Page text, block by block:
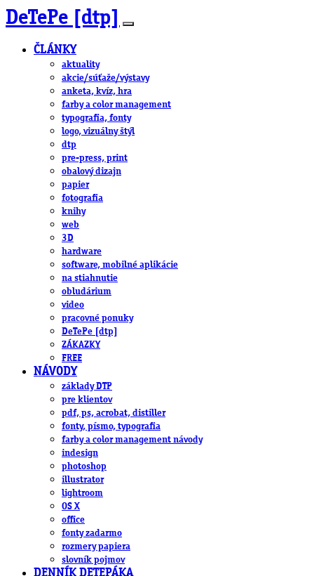
DeTePe [dtp]
ČLÁNKY
aktuality
akcie/súťaže/výstavy
anketa, kvíz, hra
farby a color management
typografia, fonty
logo, vizuálny štýl
dtp
pre-press, print
obalový dizajn
papier
fotografia
knihy
web
3D
hardware
software, mobilné aplikácie
na stiahnutie
obludárium
video
pracovné ponuky
DeTePe [dtp]
ZÁKAZKY
FREE
NÁVODY
základy DTP
pre klientov
pdf, ps, acrobat, distiller
fonty, písmo, typografia
farby a color management návody
indesign
photoshop
illustrator
lightroom
OS X
office
fonty zadarmo
rozmery papiera
slovník pojmov
DENNÍK DETEPÁKA